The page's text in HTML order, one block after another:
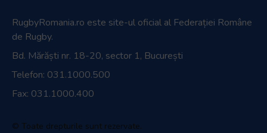
RugbyRomania.ro este site-ul oficial al Federației Române
de Rugby.
Bd. Mărăști nr. 18-20, sector 1, București
Telefon: 031.1000.500
Fax: 031.1000.400
© Toate drepturile sunt rezervate.